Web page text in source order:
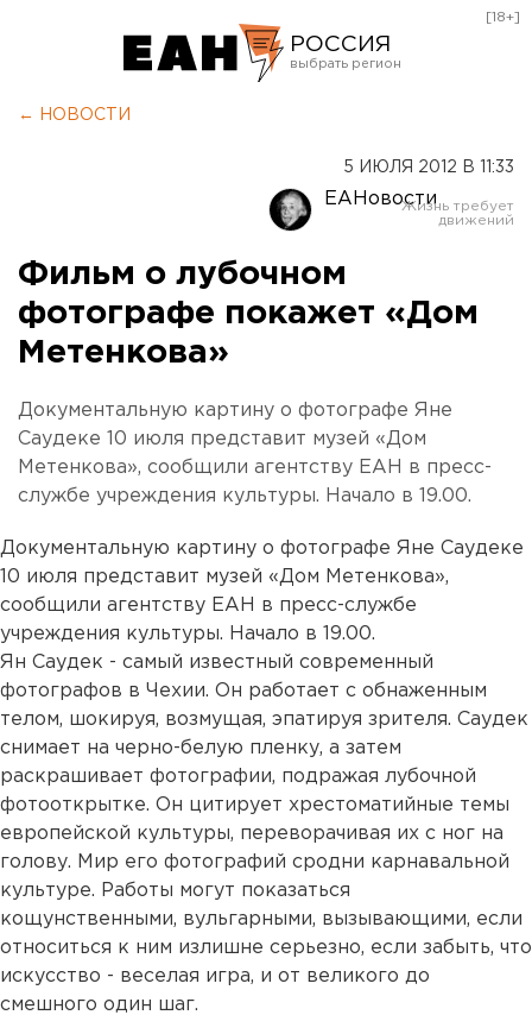
РОССИЯ
Оренбург
[18+]
← НОВОСТИ
5 ИЮЛЯ 2012 В 11:33
ЕАНовости
Фильм о лубочном
фотографе покажет «Дом
Метенкова»
Документальную картину о фотографе Яне
Саудеке 10 июля представит музей «Дом
Метенкова», сообщили агентству ЕАН в пресс-
службе учреждения культуры. Начало в 19.00.
Документальную картину о фотографе Яне Саудеке
10 июля представит музей «Дом Метенкова»,
сообщили агентству ЕАН в пресс-службе
учреждения культуры. Начало в 19.00.
Ян Саудек - самый известный современный
фотографов в Чехии. Он работает с обнаженным
телом, шокируя, возмущая, эпатируя зрителя. Саудек
снимает на черно-белую пленку, а затем
раскрашивает фотографии, подражая лубочной
фотооткрытке. Он цитирует хрестоматийные темы
европейской культуры, переворачивая их с ног на
голову. Мир его фотографий сродни карнавальной
культуре. Работы могут показаться
кощунственными, вульгарными, вызывающими, если
относиться к ним излишне серьезно, если забыть, что
искусство - веселая игра, и от великого до
смешного один шаг.